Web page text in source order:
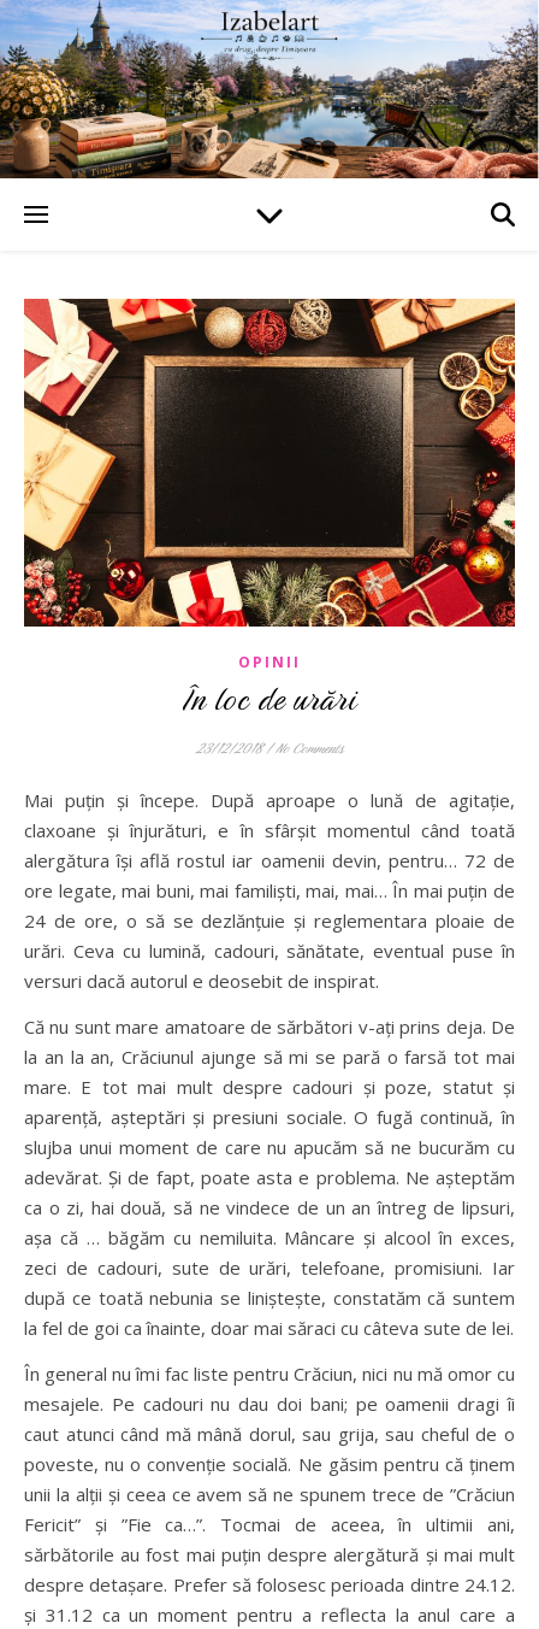
OPINII
În loc de urări
23/12/2018 /No Comments
Mai puțin și începe. După aproape o lună de agitație,
claxoane și înjurături, e în sfârșit momentul când toată
alergătura își află rostul iar oamenii devin, pentru… 72 de
ore legate, mai buni, mai familiști, mai, mai… În mai puțin de
24 de ore, o să se dezlănțuie și reglementara ploaie de
urări. Ceva cu lumină, cadouri, sănătate, eventual puse în
versuri dacă autorul e deosebit de inspirat.
Că nu sunt mare amatoare de sărbători v-ați prins deja. De
la an la an, Crăciunul ajunge să mi se pară o farsă tot mai
mare. E tot mai mult despre cadouri și poze, statut și
aparență, așteptări și presiuni sociale. O fugă continuă, în
slujba unui moment de care nu apucăm să ne bucurăm cu
adevărat. Și de fapt, poate asta e problema. Ne așteptăm
ca o zi, hai două, să ne vindece de un an întreg de lipsuri,
așa că … băgăm cu nemiluita. Mâncare și alcool în exces,
zeci de cadouri, sute de urări, telefoane, promisiuni. Iar
după ce toată nebunia se liniștește, constatăm că suntem
la fel de goi ca înainte, doar mai săraci cu câteva sute de lei.
În general nu îmi fac liste pentru Crăciun, nici nu mă omor cu
mesajele. Pe cadouri nu dau doi bani; pe oamenii dragi îi
caut atunci când mă mână dorul, sau grija, sau cheful de o
poveste, nu o convenție socială. Ne găsim pentru că ținem
unii la alții și ceea ce avem să ne spunem trece de ”Crăciun
Fericit” și ”Fie ca…”. Tocmai de aceea, în ultimii ani,
sărbătorile au fost mai puțin despre alergătură și mai mult
despre detașare. Prefer să folosesc perioada dintre 24.12.
și 31.12 ca un moment pentru a reflecta la anul care a